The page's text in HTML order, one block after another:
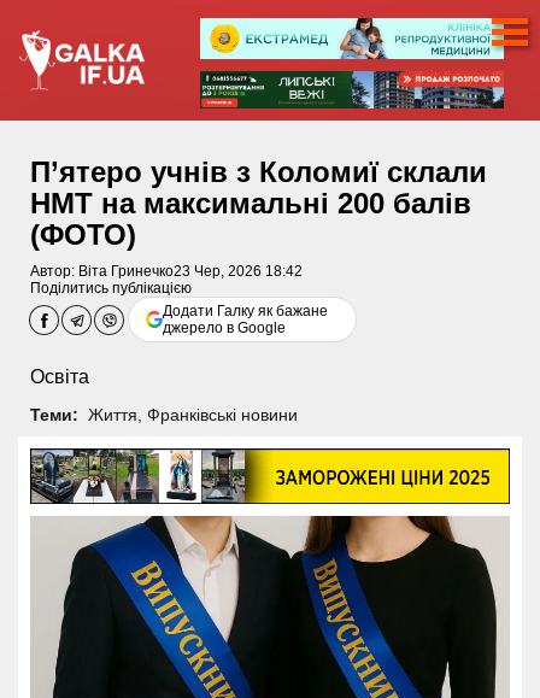
П’ятеро учнів з Коломиї склали
НМТ на максимальні 200 балів
(ФОТО)
Автор: Віта Гринечко23 Чер, 2026 18:42
Поділитись публікацією
Додати Галку як бажане
джерело в Google
Освіта
Теми: Життя Франківські новини